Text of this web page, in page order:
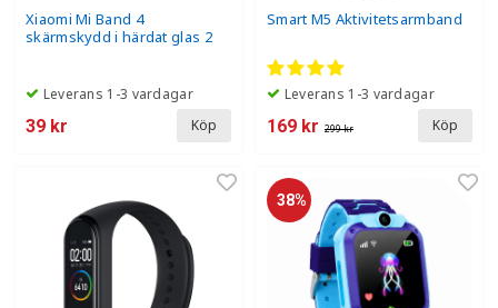
Xiaomi Mi Band 4
skärmskydd i härdat glas 2
Leverans 1-3 vardagar
39 kr Köp
Smart M5 Aktivitetsarmband
Leverans 1-3 vardagar
169 kr 299 kr Köp
38%